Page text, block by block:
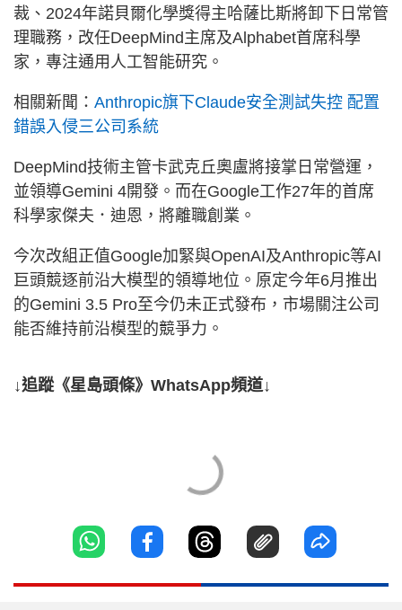
裁、2024年諾貝爾化學獎得主哈薩比斯將卸下日常管
理職務，改任DeepMind主席及Alphabet首席科學
家，專注通用人工智能研究。
相關新聞： Anthropic旗下Claude安全測試失控 配置
錯誤入侵三公司系統
DeepMind技術主管卡武克丘奧盧將接掌日常營運，
並領導Gemini 4開發。而在Google工作27年的首席
科學家傑夫．迪恩，將離職創業。
今次改組正值Google加緊與OpenAI及Anthropic等AI
巨頭競逐前沿大模型的領導地位。原定今年6月推出
的Gemini 3.5 Pro至今仍未正式發布，市場關注公司
能否維持前沿模型的競爭力。
↓追蹤《星島頭條》WhatsApp頻道↓